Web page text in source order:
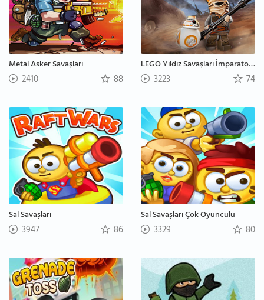
Metal Asker Savaşları
2410 88
LEGO Yıldız Savaşları İmparatorluk Asilere Karşı
3223 74
Sal Savaşları
3947 86
Sal Savaşları Çok Oyunculu
3329 80